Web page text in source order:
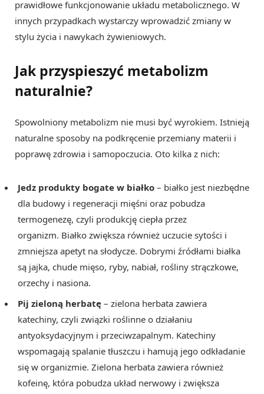
prawidłowe funkcjonowanie układu metabolicznego. W
innych przypadkach wystarczy wprowadzić zmiany w
stylu życia i nawykach żywieniowych.
Jak przyspieszyć metabolizm
naturalnie?
Spowolniony metabolizm nie musi być wyrokiem. Istnieją
naturalne sposoby na podkręcenie przemiany materii i
poprawę zdrowia i samopoczucia. Oto kilka z nich:
Jedz produkty bogate w białko – białko jest niezbędne
dla budowy i regeneracji mięśni oraz pobudza
termogenezę, czyli produkcję ciepła przez
organizm. Białko zwiększa również uczucie sytości i
zmniejsza apetyt na słodycze. Dobrymi źródłami białka
są jajka, chude mięso, ryby, nabiał, rośliny strączkowe,
orzechy i nasiona.
Pij zieloną herbatę – zielona herbata zawiera
katechiny, czyli związki roślinne o działaniu
antyoksydacyjnym i przeciwzapalnym. Katechiny
wspomagają spalanie tłuszczu i hamują jego odkładanie
się w organizmie. Zielona herbata zawiera również
kofeinę, która pobudza układ nerwowy i zwiększa